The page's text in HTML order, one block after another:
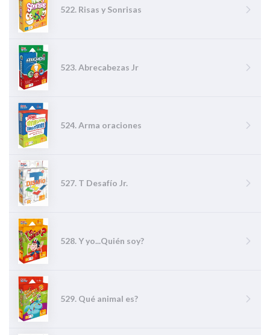
522. Risas y Sonrisas
523. Abrecabezas Jr
524. Arma oraciones
527. T Desafío Jr.
528. Y yo...Quién soy?
529. Qué animal es?